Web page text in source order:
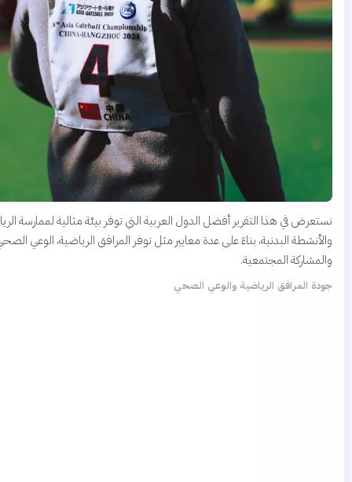
في هذا التقرير أفضل الدول العربية التي توفر بيئة مثالية لممارسة الرياضة
البدنية، بناءً على عدة معايير مثل توفر المرافق الرياضية، الوعي الصحي،
المجتمعية.
الرياضية والوعي الصحي